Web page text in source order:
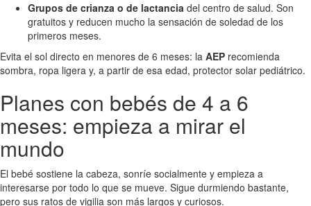
Grupos de crianza o de lactancia del centro de salud. Son
gratuitos y reducen mucho la sensación de soledad de los
primeros meses.
Evita el sol directo en menores de 6 meses: la AEP recomienda
sombra, ropa ligera y, a partir de esa edad, protector solar pediátrico.
Planes con bebés de 4 a 6
meses: empieza a mirar el
mundo
El bebé sostiene la cabeza, sonríe socialmente y empieza a
interesarse por todo lo que se mueve. Sigue durmiendo bastante,
pero sus ratos de vigilia son más largos y curiosos.